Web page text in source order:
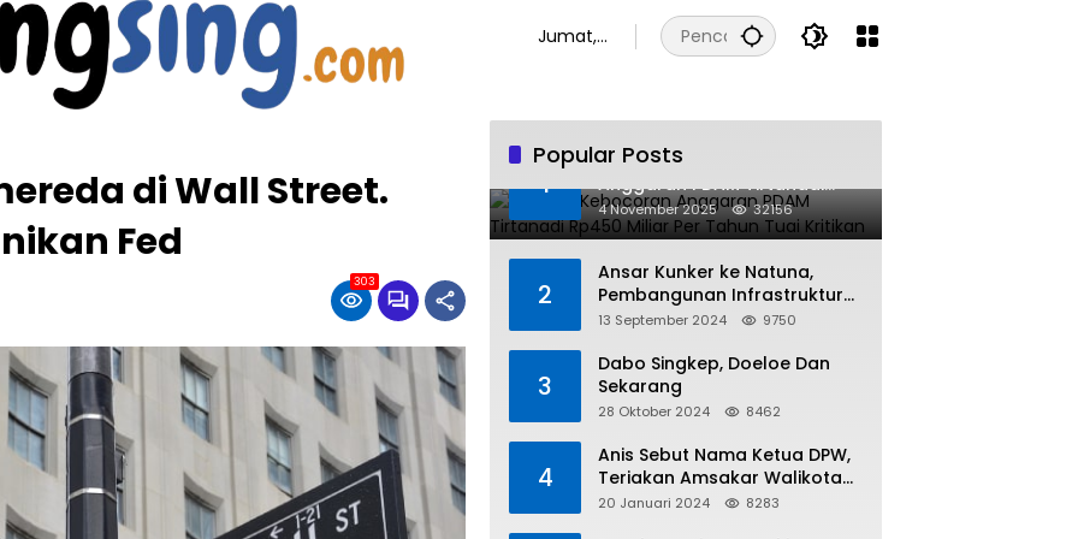
Jumat,
di Wall Street.
Fed
303
Popular Posts
1
Dugaan Kebocoran
Anggaran PDAM Tirtanadi
Rp450 Miliar Per Tahun Tuai
Kritikan
4 November 2025 32156
2
Ansar Kunker ke Natuna,
Pembangunan Infrastruktur
dan Bantuan Sosial
Tiga
13 September 2024 9750
3
Dabo Singkep, Doeloe Dan
Sekarang
28 Oktober 2024 8462
4
Anis Sebut Nama Ketua DPW,
Teriakan Amsakar Walikota
Batam Menggema
20 Januari 2024 8283